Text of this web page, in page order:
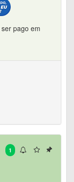
pago em
1